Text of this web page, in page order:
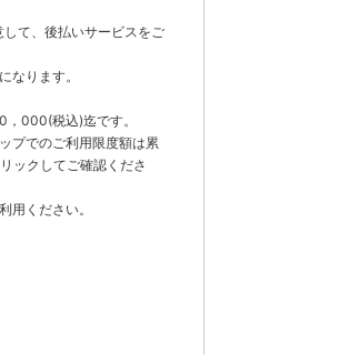
して、後払いサービスをご
ります。
000(税込)迄です。
プでのご利用限度額は累
ックしてご確認くださ
用ください。